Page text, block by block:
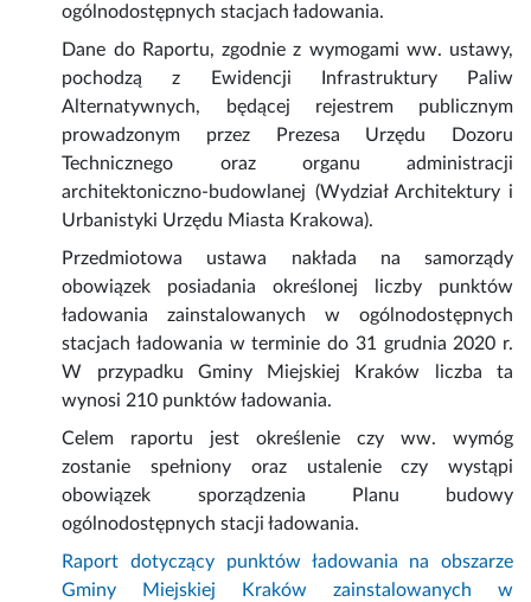
ogólnodostępnych stacjach ładowania.
Dane do Raportu, zgodnie z wymogami ww. ustawy,
pochodzą z Ewidencji Infrastruktury Paliw
Alternatywnych, będącej rejestrem publicznym
prowadzonym przez Prezesa Urzędu Dozoru
Technicznego oraz organu administracji
architektoniczno-budowlanej (Wydział Architektury i
Urbanistyki Urzędu Miasta Krakowa).
Przedmiotowa ustawa nakłada na samorządy
obowiązek posiadania określonej liczby punktów
ładowania zainstalowanych w ogólnodostępnych
stacjach ładowania w terminie do 31 grudnia 2020 r.
W przypadku Gminy Miejskiej Kraków liczba ta
wynosi 210 punktów ładowania.
Celem raportu jest określenie czy ww. wymóg
zostanie spełniony oraz ustalenie czy wystąpi
obowiązek sporządzenia Planu budowy
ogólnodostępnych stacji ładowania.
Raport dotyczący punktów ładowania na obszarze
Gminy Miejskiej Kraków zainstalowanych w